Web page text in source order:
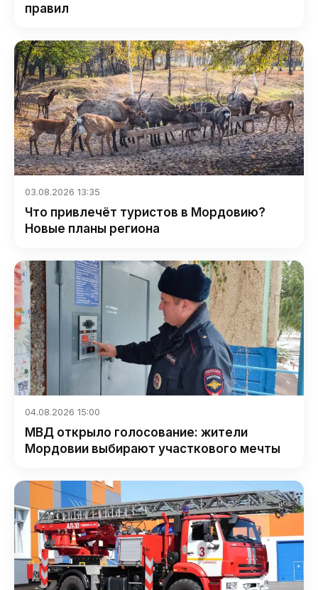
правил
03.08.2026 13:35
Что привлечёт туристов в Мордовию?
Новые планы региона
04.08.2026 15:00
МВД открыло голосование: жители
Мордовии выбирают участкового мечты